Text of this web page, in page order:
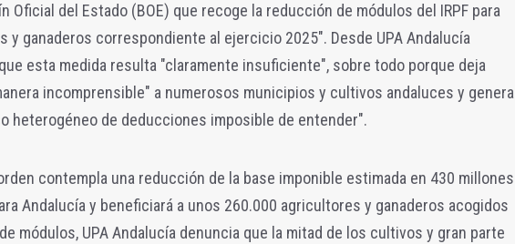
Oficial del Estado (BOE) que recoge la reducción de módulos del IRPF para
y ganaderos correspondiente al ejercicio 2025". Desde UPA Andalucía
esta medida resulta "claramente insuficiente", sobre todo porque deja
incomprensible" a numerosos municipios y cultivos andaluces y genera
heterogéneo de deducciones imposible de entender".
contempla una reducción de la base imponible estimada en 430 millones
Andalucía y beneficiará a unos 260.000 agricultores y ganaderos acogidos
módulos, UPA Andalucía denuncia que la mitad de los cultivos y gran parte